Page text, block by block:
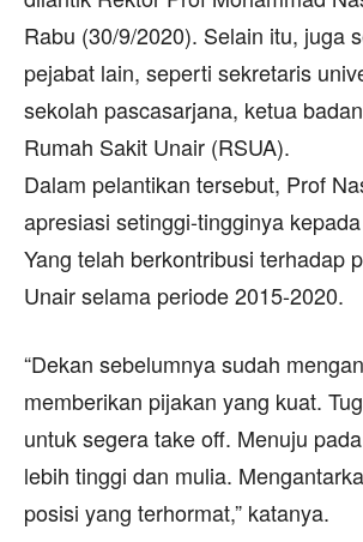
Rabu (30/9/2020). Selain itu, juga
pejabat lain, seperti sekretaris
sekolah pascasarjana, ketua
Rumah Sakit Unair (RSUA).
Dalam pelantikan tersebut, Prof
apresiasi setinggi-tingginya
Yang telah berkontribusi terhadap
Unair selama periode 2015-2020.
“Dekan sebelumnya sudah
memberikan pijakan yang kuat.
untuk segera take off. Menuju
lebih tinggi dan mulia.
posisi yang terhormat,” katanya.